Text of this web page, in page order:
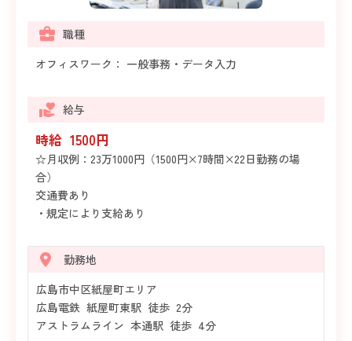
職種
オフィスワーク： 一般事務・データ入力
給与
時給 1500円
☆月収例：23万1000円（1500円×7時間×22日勤務の場
合）
交通費あり
・規定により支給あり
勤務地
広島市中区紙屋町エリア
広島電鉄 紙屋町東駅 徒歩 2分
アストラムライン 本通駅 徒歩 4分